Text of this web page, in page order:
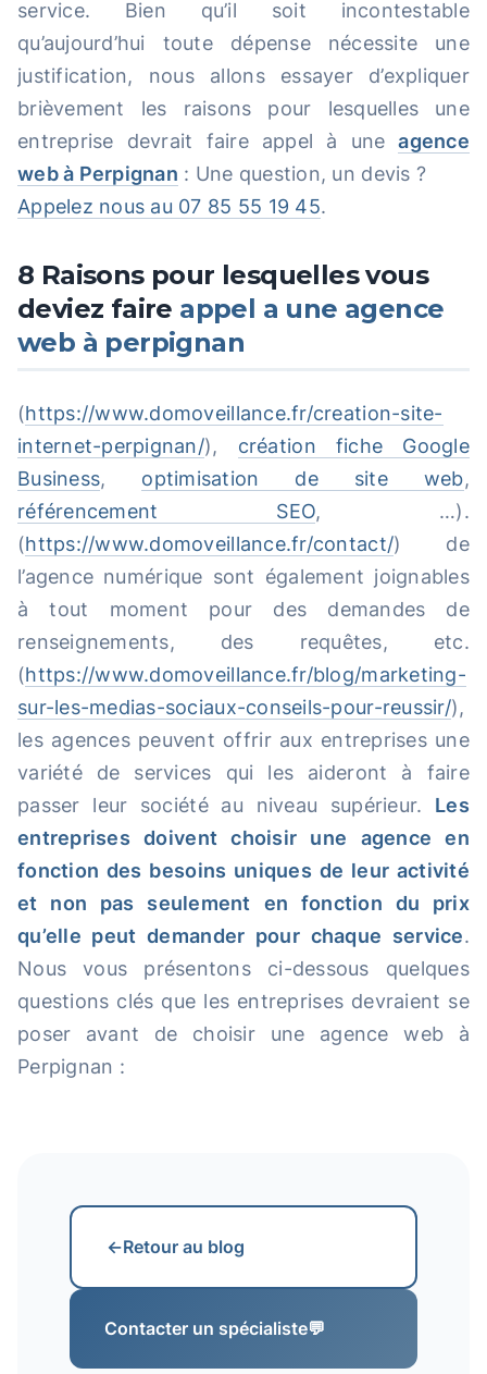
service. Bien qu’il soit incontestable
qu’aujourd’hui toute dépense nécessite une
justification, nous allons essayer d’expliquer
brièvement les raisons pour lesquelles une
entreprise devrait faire appel à uneagence
web à Perpignan : Une question, un devis ?
Appelez nous au 07 85 55 19 45.
8 Raisons pour lesquelles vous
deviez faire appel a une agence
web à perpignan
(https://www.domoveillance.fr/creation-site-
internet-perpignan/), création fiche Google
Business, optimisation de site web,
référencement SEO, …).
(https://www.domoveillance.fr/contact/) de
l’agence numérique sont également joignables
à tout moment pour des demandes de
renseignements, des requêtes, etc.
(https://www.domoveillance.fr/blog/marketing-
sur-les-medias-sociaux-conseils-pour-reussir/),
les agences peuvent offrir aux entreprises une
variété de services qui les aideront à faire
passer leur société au niveau supérieur. Les
entreprises doivent choisir une agence en
fonction des besoins uniques de leur activité
et non pas seulement en fonction du prix
qu’elle peut demander pour chaque service.
Nous vous présentons ci-dessous quelques
questions clés que les entreprises devraient se
poser avant de choisir une agence web à
Perpignan :
←Retour au blog
Contacter un spécialiste💬